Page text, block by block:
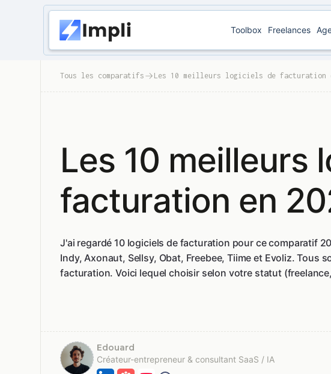
Toolbox Freelances
Tous les comparatifs Les 10 meilleurs logiciels de facturation
Les 10 meilleurs
facturation en
J'ai regardé 10 logiciels de facturation pour ce comparatif
Indy, Axonaut, Sellsy, Obat, Freebee, Tiime et Evoliz. Tous
facturation. Voici lequel choisir selon votre statut
Edouard
Créateur-entrepreneur & consultant SaaS / IA